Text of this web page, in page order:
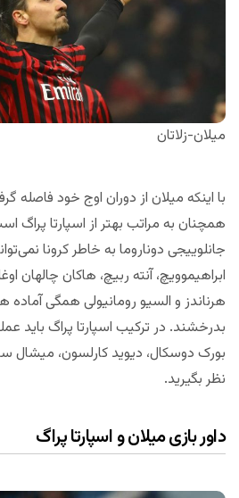
میلان-زلاتان
با اینکه میلان از دوران اوج خود فاصله
همچنان به مراتب بهتر از اسپارتا پراگ
جانلوییجی دوناروما به خاطر کرونا
ابراهیموویچ، آنته ربیچ، هاکان چالهان
هرناندز و السیو رومانیولی همگی
بدرخشند. در ترکیب اسپارتا پراگ باید
بورک دوسکال، دیوید کارلسون، میشال
نظر بگیرید.
داور بازی میلان و اسپارتا پراگ